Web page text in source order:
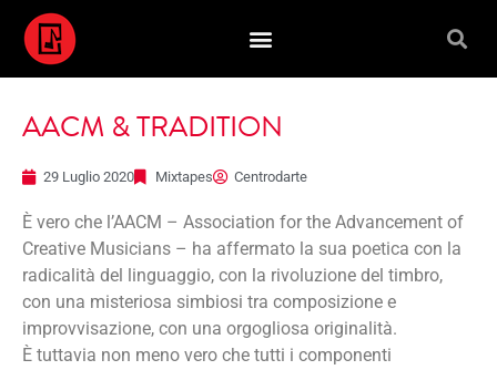
AACM & TRADITION
29 Luglio 2020 Mixtapes Centrodarte
È vero che l’AACM – Association for the Advancement of
Creative Musicians – ha affermato la sua poetica con la
radicalità del linguaggio, con la rivoluzione del timbro,
con una misteriosa simbiosi tra composizione e
improvvisazione, con una orgogliosa originalità.
È tuttavia non meno vero che tutti i componenti